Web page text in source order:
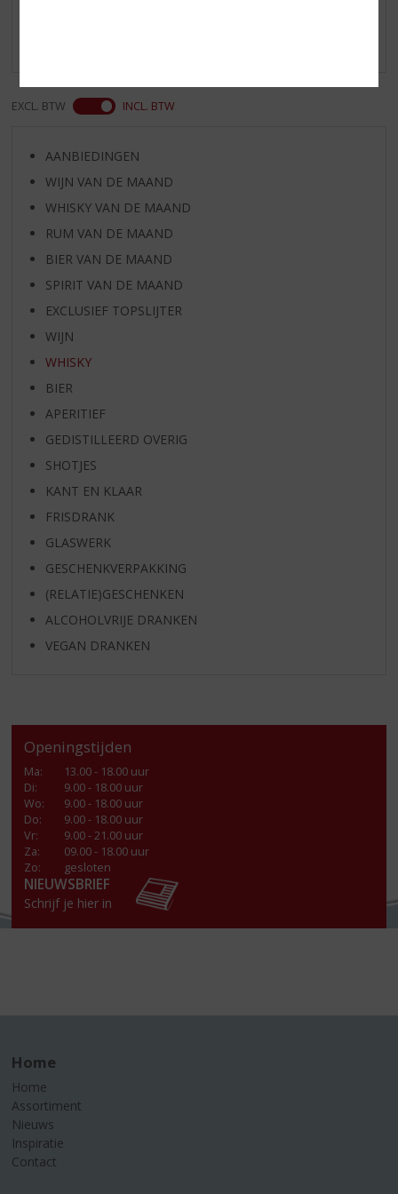
EXCL. BTW INCL. BTW
AANBIEDINGEN
WIJN VAN DE MAAND
WHISKY VAN DE MAAND
RUM VAN DE MAAND
BIER VAN DE MAAND
SPIRIT VAN DE MAAND
EXCLUSIEF TOPSLIJTER
WIJN
WHISKY
BIER
APERITIEF
GEDISTILLEERD OVERIG
SHOTJES
KANT EN KLAAR
FRISDRANK
GLASWERK
GESCHENKVERPAKKING
(RELATIE)GESCHENKEN
ALCOHOLVRIJE DRANKEN
VEGAN DRANKEN
Openingstijden
Ma:
13.00 - 18.00 uur
Di:
9.00 - 18.00 uur
Wo:
9.00 - 18.00 uur
Do:
9.00 - 18.00 uur
Vr:
9.00 - 21.00 uur
Za:
09.00 - 18.00 uur
Zo:
gesloten
NIEUWSBRIEF
Schrijf je hier in
Home
Home
Assortiment
Nieuws
Inspiratie
Contact